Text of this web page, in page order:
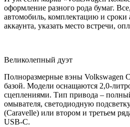
оформление разного рода бумаг.
автомобиль, комплектацию и сроки
аккаунта, указать место встречи,
Великолепный дуэт
Полноразмерные вэны Volkswagen
базой. Модели оснащаются 2,0-
сцеплениями. Тип привода –
омывателя, светодиодную
(Caravelle) или втором и третьем
USB-C.